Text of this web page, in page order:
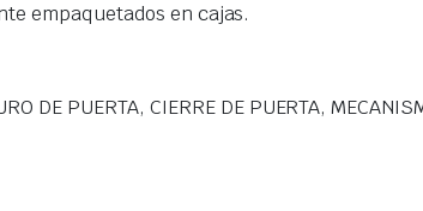
empaquetados en cajas.
DE PUERTA, CIERRE DE PUERTA,